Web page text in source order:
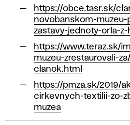
https://obce.tasr.sk/
novobanskom-
zastavy-jednoty-orla-
https://www.teraz.sk/
muzeu-zrestaurovali-
clanok.html
https://pmza.sk/2019/
cirkevnych-textilii-zo-
muzea